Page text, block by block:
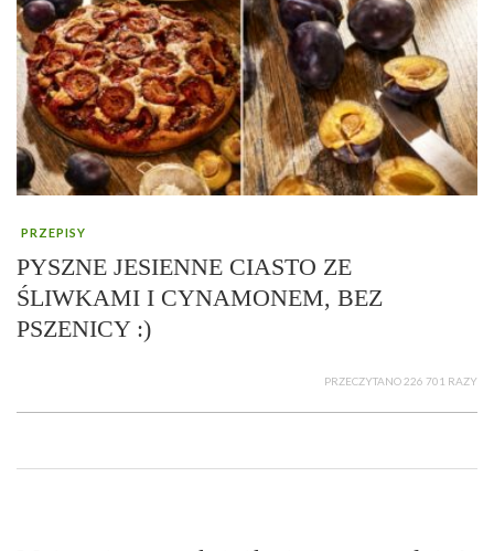
PRZEPISY
PYSZNE JESIENNE CIASTO ZE
ŚLIWKAMI I CYNAMONEM, BEZ
PSZENICY :)
PRZECZYTANO 226 701 RAZY